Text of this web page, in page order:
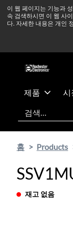
이 웹 페이지는 기능과
속 검색하시면 이 웹 사
다. 자세한 내용은 개인
츠
건
중동 지역 상황을
정상적으로
제품 시
검색
홈 Products
재고 없음